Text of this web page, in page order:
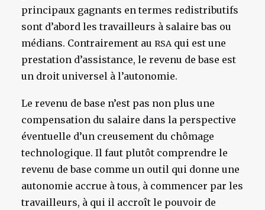
principaux gagnants en termes redistributifs
sont d’abord les travailleurs à salaire bas ou
médians. Contrairement au RSAqui est une
prestation d’assistance, le revenu de base est
un droit universel à l’autonomie.
Le revenu de base n’est pas non plus une
compensation du salaire dans la perspective
éventuelle d’un creusement du chômage
technologique. Il faut plutôt comprendre le
revenu de base comme un outil qui donne une
autonomie accrue à tous, à commencer par les
travailleurs, à qui il accroît le pouvoir de